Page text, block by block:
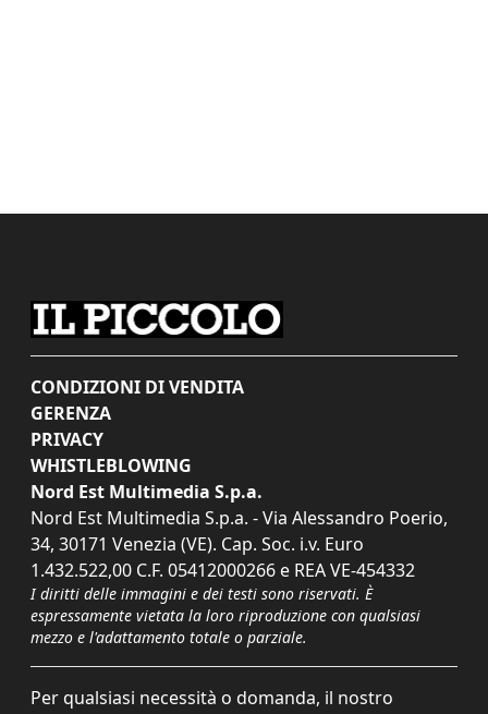
CONDIZIONI DI VENDITA
GERENZA
PRIVACY
WHISTLEBLOWING
Nord Est Multimedia S.p.a.
Nord Est Multimedia S.p.a. - Via Alessandro Poerio,
34, 30171 Venezia (VE). Cap. Soc. i.v. Euro
1.432.522,00 C.F. 05412000266 e REA VE-454332
I diritti delle immagini e dei testi sono riservati. È
espressamente vietata la loro riproduzione con qualsiasi
mezzo e l'adattamento totale o parziale.
Per qualsiasi necessità o domanda, il nostro